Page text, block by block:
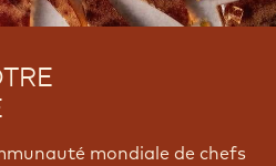
mondiale de chefs